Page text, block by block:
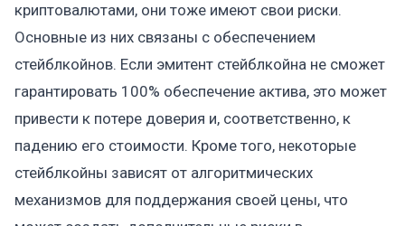
криптовалютами, они тоже имеют свои риски.
Основные из них связаны с обеспечением
стейблкойнов. Если эмитент стейблкойна не сможет
гарантировать 100% обеспечение актива, это может
привести к потере доверия и, соответственно, к
падению его стоимости. Кроме того, некоторые
стейблкойны зависят от алгоритмических
механизмов для поддержания своей цены, что